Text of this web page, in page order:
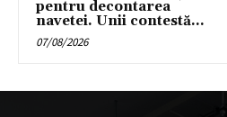
pentru decontarea
navetei. Unii contestă...
07/08/2026